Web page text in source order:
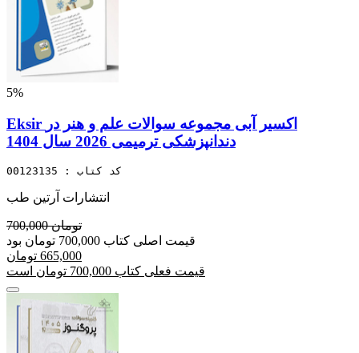
5%
Eksir اکسیر آبی مجموعه سوالات علم و هنر در
دندانپزشکی ترمیمی 2026 سال 1404
کد کتاب : 00123135
انتشارات آرتین طب
700,000 تومان
قیمت اصلی کتاب 700,000 تومان بود
665,000 تومان
قیمت فعلی کتاب 700,000 تومان است